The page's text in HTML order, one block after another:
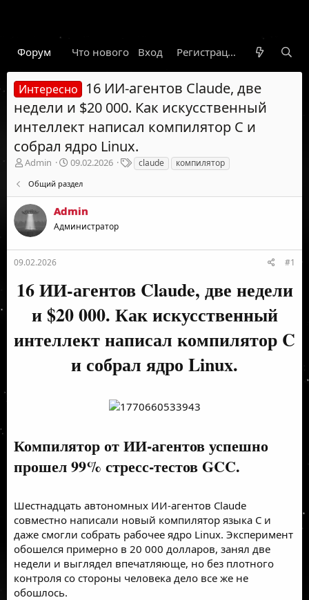
Форум Что нового Гарант Новости
Вход Регистрация
Интересно
16 ИИ-агентов Claude, две
недели и $20 000. Как искусственный
интеллект написал компилятор C и
собрал ядро Linux.
А
о
р
т
е
м
ы
Admin
Д
т
а
н
а
а
09.02.2026
Т
е
и
claude компилятор
Общий раздел
Admin
Администратор
09.02.2026 #1
16 ИИ-агентов Claude, две недели
и $20 000. Как искусственный
интеллект написал компилятор C
и собрал ядро Linux.
Компилятор от ИИ-агентов успешно
прошел 99% стресс-тестов GCC.
Шестнадцать автономных ИИ-агентов Claude
совместно написали новый компилятор языка C и
даже смогли собрать рабочее ядро Linux. Эксперимент
обошелся примерно в 20 000 долларов, занял две
недели и выглядел впечатляюще, но без плотного
контроля со стороны человека дело все же не
обошлось.